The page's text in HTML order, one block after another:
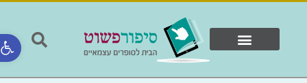
פתח